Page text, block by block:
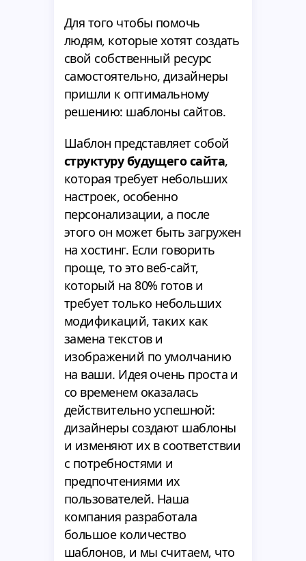
Для того чтобы помочь
людям, которые хотят создать
свой собственный ресурс
самостоятельно, дизайнеры
пришли к оптимальному
решению: шаблоны сайтов.
Шаблон представляет собой
структуру будущего сайта,
которая требует небольших
настроек, особенно
персонализации, а после
этого он может быть загружен
на хостинг. Если говорить
проще, то это веб-сайт,
который на 80% готов и
требует только небольших
модификаций, таких как
замена текстов и
изображений по умолчанию
на ваши. Идея очень проста и
со временем оказалась
действительно успешной:
дизайнеры создают шаблоны
и изменяют их в соответствии
с потребностями и
предпочтениями их
пользователей. Наша
компания разработала
большое количество
шаблонов, и мы считаем, что